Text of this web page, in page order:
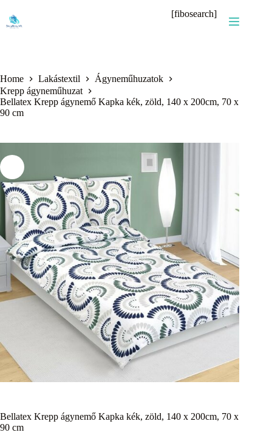
content
[fibosearch]
Home Lakástextil
Ágyneműhuzatok
Krepp ágyneműhuzat
Bellatex Krepp ágynemő Kapka kék, zöld, 140 x 200cm, 70 x
90 cm
Bellatex Krepp ágynemő Kapka kék, zöld, 140 x 200cm, 70 x
90 cm